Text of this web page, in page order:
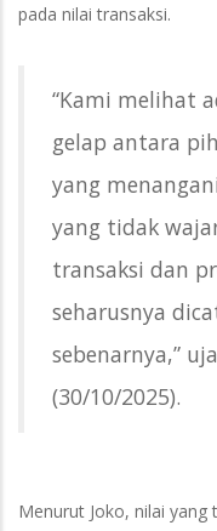
pada nilai transaksi.
“Kami melihat
gelap antara
yang
yang tidak
transaksi dan
seharusnya
sebenarnya,”
(30/10/2025).
Menurut Joko, nilai yang